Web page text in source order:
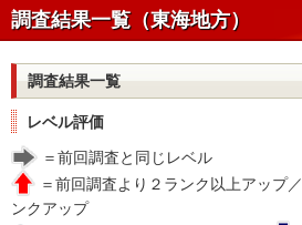
調査結果一覧（東海地方）
調査結果一覧
レベル評価
＝前回調査と同じレベル
＝前回調査より２ランク以上アップ／
ンクアップ